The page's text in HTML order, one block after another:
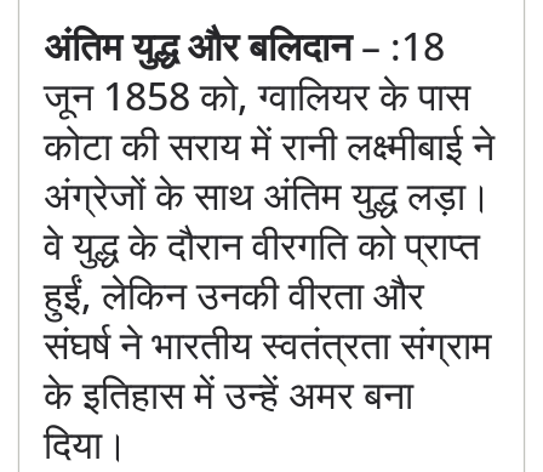
अंतिम युद्ध और बलिदान– :18
जून 1858 को, ग्वालियर के पास
कोटा की सराय में रानी लक्ष्मीबाई ने
अंग्रेजों के साथ अंतिम युद्ध लड़ा।
वे युद्ध के दौरान वीरगति को प्राप्त
हुईं, लेकिन उनकी वीरता और
संघर्ष ने भारतीय स्वतंत्रता संग्राम
के इतिहास में उन्हें अमर बना
दिया।